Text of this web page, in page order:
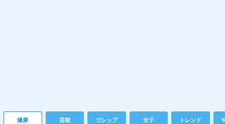
健康 芸能 ゴシップ 女子 トレンド